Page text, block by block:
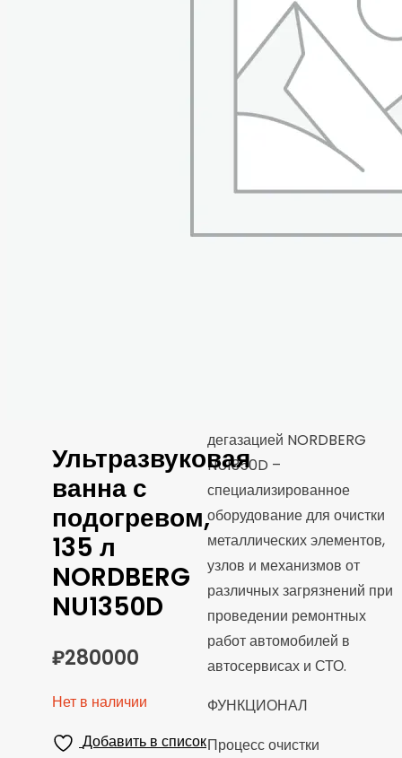
Ультразвуковая
ванна с
подогревом,
135 л
NORDBERG
NU1350D
₽280000
Нет в наличии
Добавить в список
дегазацией NORDBERG
NU1350D –
специализированное
оборудование для очистки
металлических элементов,
узлов и механизмов от
различных загрязнений при
проведении ремонтных
работ автомобилей в
автосервисах и СТО.
ФУНКЦИОНАЛ
Процесс очистки